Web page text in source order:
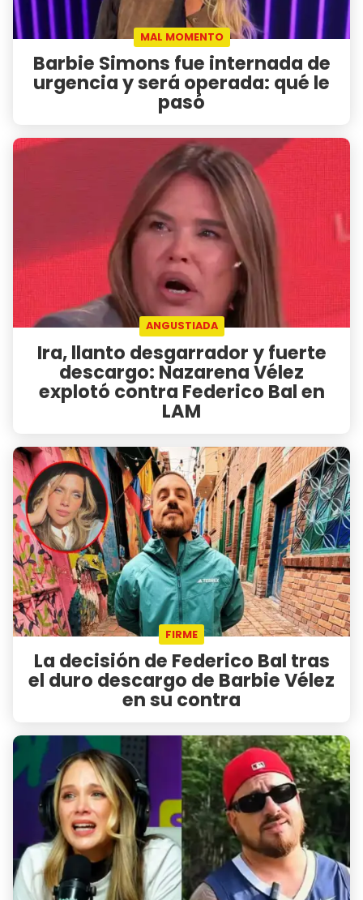
MAL MOMENTO
Barbie Simons fue internada de
urgencia y será operada: qué le
pasó
ANGUSTIADA
Ira, llanto desgarrador y fuerte
descargo: Nazarena Vélez
explotó contra Federico Bal en
LAM
FIRME
La decisión de Federico Bal tras
el duro descargo de Barbie Vélez
en su contra